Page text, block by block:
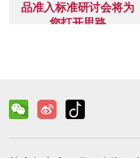
品准入标准研讨会将为
您打开思路